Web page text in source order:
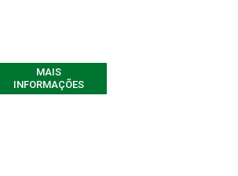
MAIS
INFORMAÇÕES